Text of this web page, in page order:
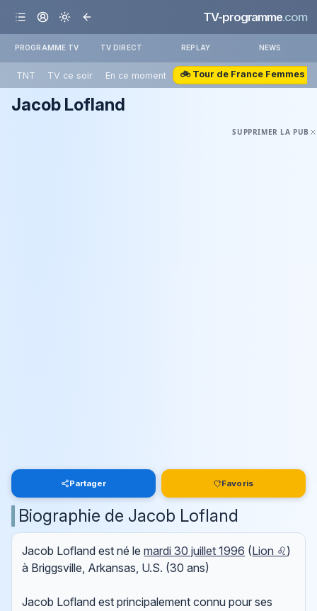
TV-programme.com
PROGRAMME TV TV DIRECT REPLAY NEWS
TNT TV ce soir En ce moment 🚲 Tour de France Femmes
Jacob Lofland
SUPPRIMER LA PUB
Partager Favoris
Biographie de Jacob Lofland
Jacob Lofland est né lemardi 30 juillet 1996 (Lion ♌)
à Briggsville, Arkansas, U.S. (30 ans)
Jacob Lofland est principalement connu pour ses